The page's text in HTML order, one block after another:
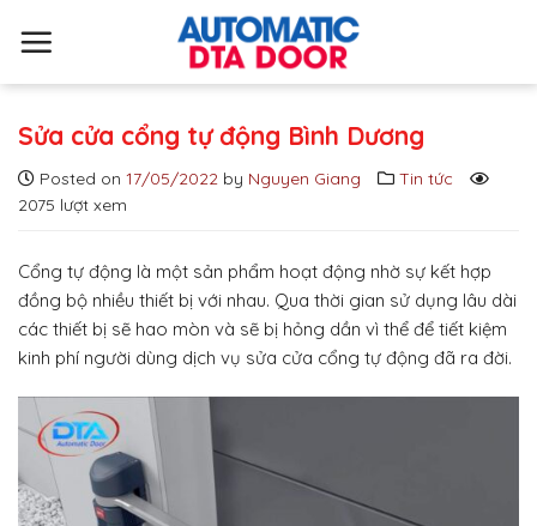
Sửa cửa cổng tự động Bình Dương
Posted on 17/05/2022 by Nguyen Giang
Tin tức
2075 lượt xem
Cổng tự động là một sản phẩm hoạt động nhờ sự kết hợp
đồng bộ nhiều thiết bị với nhau. Qua thời gian sử dụng lâu dài
các thiết bị sẽ hao mòn và sẽ bị hỏng dần vì thể để tiết kiệm
kinh phí người dùng dịch vụ sửa cửa cổng tự động đã ra đời.